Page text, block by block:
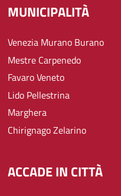
MUNICIPALITÀ
Venezia Murano Burano
Mestre Carpenedo
Favaro Veneto
Lido Pellestrina
Marghera
Chirignago Zelarino
ACCADE IN CITTÀ